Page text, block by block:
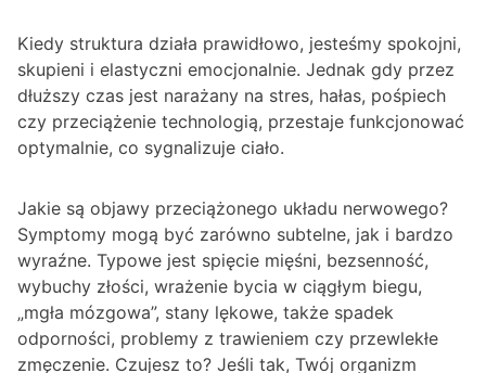
Kiedy struktura działa prawidłowo, jesteśmy spokojni,
skupieni i elastyczni emocjonalnie. Jednak gdy przez
dłuższy czas jest narażany na stres, hałas, pośpiech
czy przeciążenie technologią, przestaje funkcjonować
optymalnie, co sygnalizuje ciało.
Jakie są objawy przeciążonego układu nerwowego?
Symptomy mogą być zarówno subtelne, jak i bardzo
wyraźne. Typowe jest spięcie mięśni, bezsenność,
wybuchy złości, wrażenie bycia w ciągłym biegu,
„mgła mózgowa”, stany lękowe, także spadek
odporności, problemy z trawieniem czy przewlekłe
zmęczenie. Czujesz to? Jeśli tak, Twój organizm